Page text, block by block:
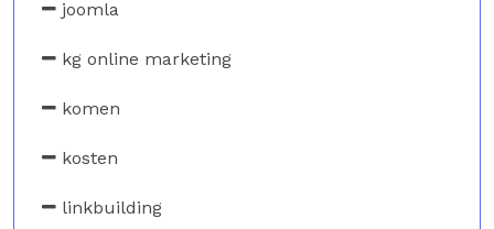
joomla
kg online marketing
komen
kosten
linkbuilding